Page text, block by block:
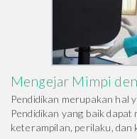
Mengejar Mimpi
Pendidikan merupakan hal
Pendidikan yang baik
keterampilan, perilaku,